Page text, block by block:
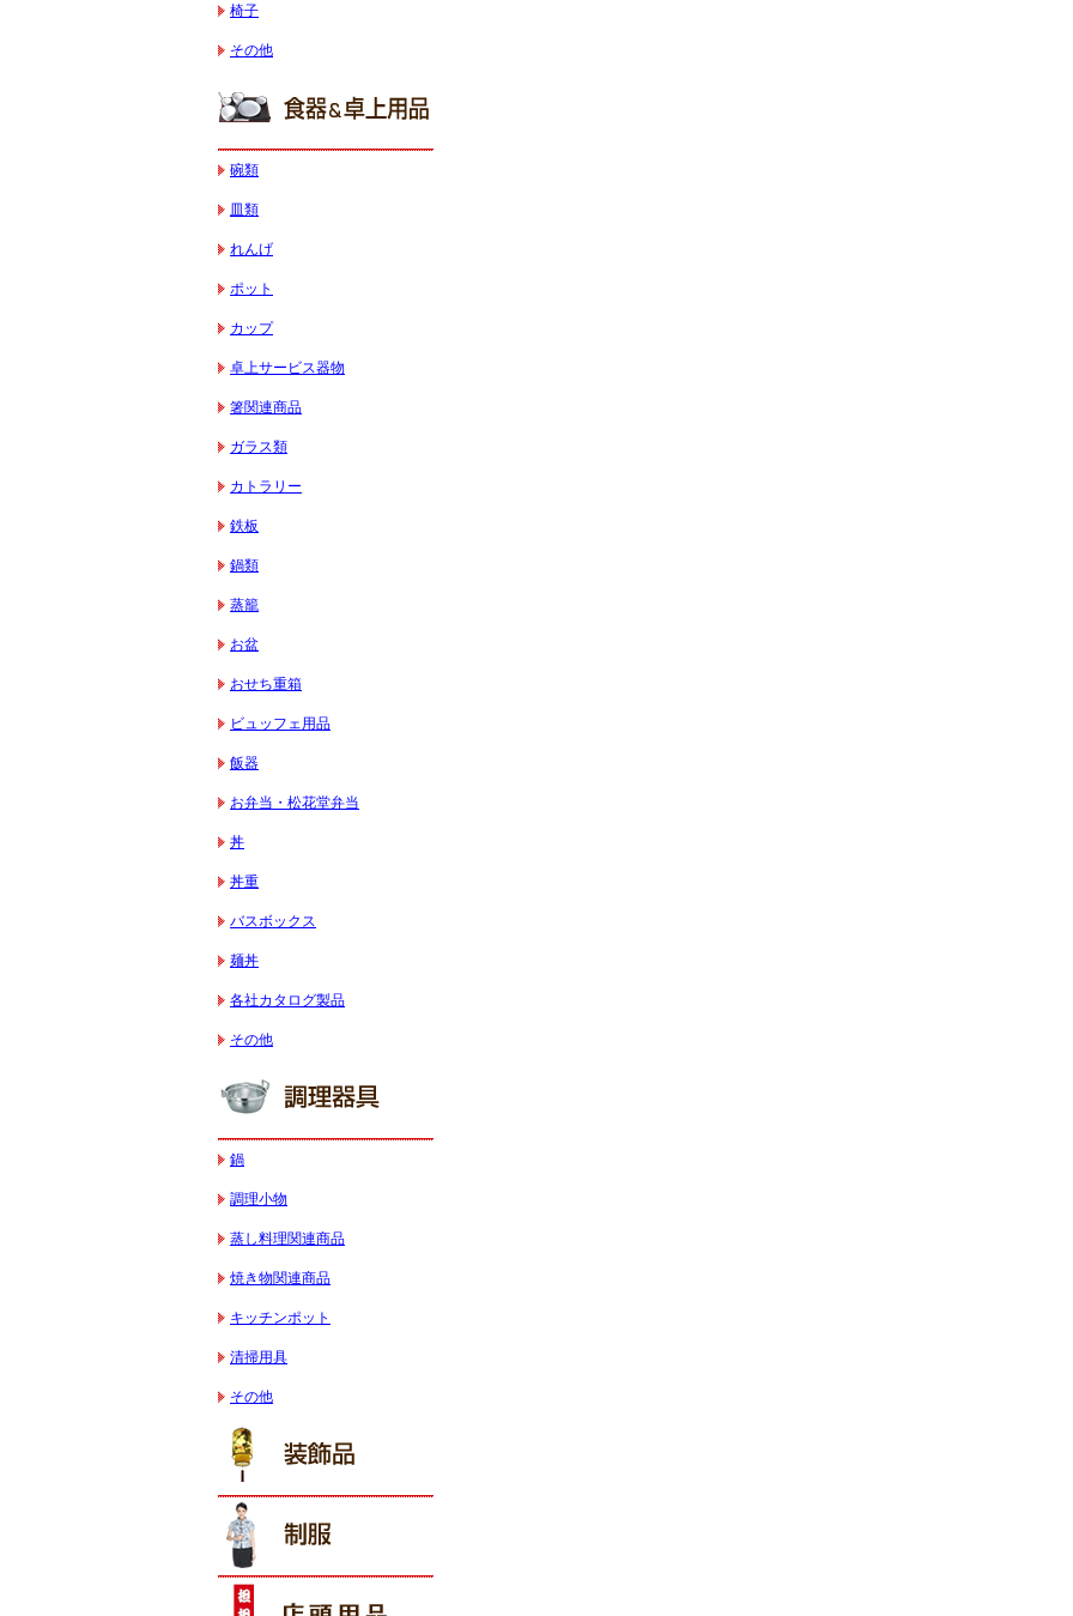
椅子
その他
碗類
皿類
れんげ
ポット
カップ
卓上サービス器物
箸関連商品
ガラス類
カトラリー
鉄板
鍋類
蒸籠
お盆
おせち重箱
ビュッフェ用品
飯器
お弁当・松花堂弁当
丼
丼重
バスボックス
麺丼
各社カタログ製品
その他
鍋
調理小物
蒸し料理関連商品
焼き物関連商品
キッチンポット
清掃用具
その他